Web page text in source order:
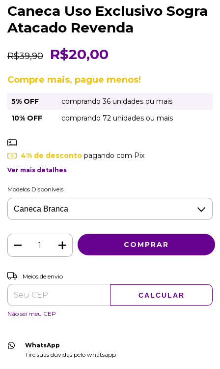
Caneca Uso Exclusivo Sogra
Atacado Revenda
R$39,90 R$20,00
Compre mais, pague menos!
5% OFF
comprando 36 unidades ou mais
10% OFF
comprando 72 unidades ou mais
4% de descontopagando com Pix
Ver mais detalhes
Modelos Disponíveis
Entregas para o CEP:
Meios de envio
CALCULAR
Não sei meu CEP
WhatsApp
Tire suas dúvidas pelo whatsapp